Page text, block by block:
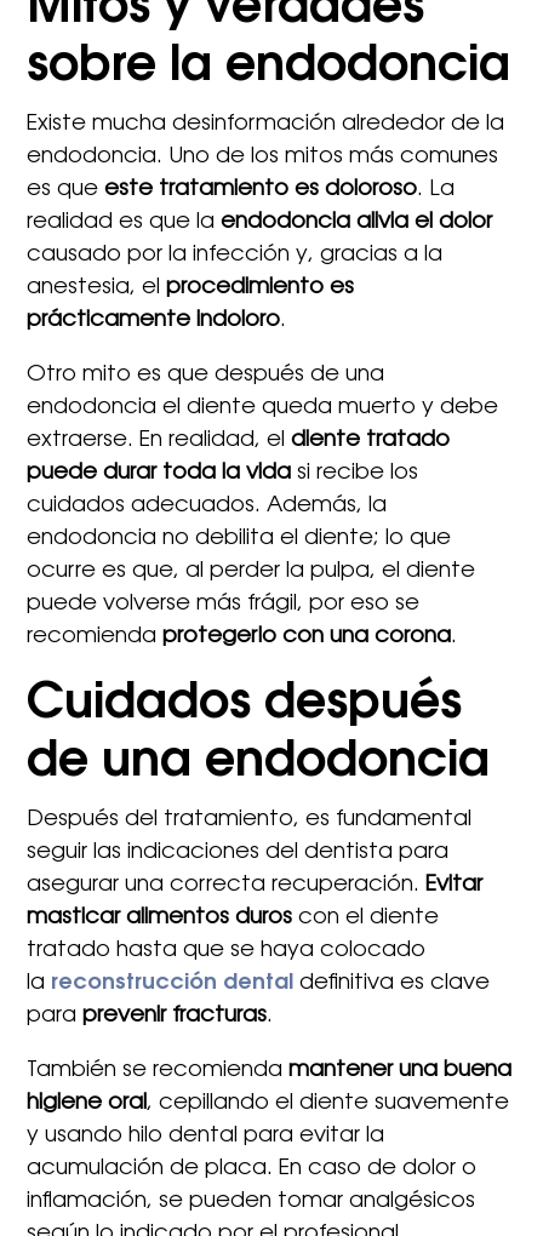
Mitos y verdades
sobre la endodoncia
Existe mucha desinformación alrededor de la
endodoncia. Uno de los mitos más comunes
es queeste tratamiento es doloroso. La
realidad es que laendodoncia alivia el dolor
causado por la infección y, gracias a la
anestesia, el procedimiento es
prácticamente indoloro.
Otro mito es que después de una
endodoncia el diente queda muerto y debe
extraerse. En realidad, eldiente tratado
puede durar toda la vida si recibe los
cuidados adecuados. Además, la
endodoncia no debilita el diente; lo que
ocurre es que, al perder la pulpa, el diente
puede volverse más frágil, por eso se
recomienda protegerlo con una corona.
Cuidados después
de una endodoncia
Después del tratamiento, es fundamental
seguir las indicaciones del dentista para
asegurar una correcta recuperación.Evitar
masticar alimentos duros con el diente
tratado hasta que se haya colocado
la reconstrucción dental definitiva es clave
para prevenir fracturas.​
También se recomiendamantener una buena
higiene oral, cepillando el diente suavemente
y usando hilo dental para evitar la
acumulación de placa. En caso de dolor o
inflamación, se pueden tomar analgésicos